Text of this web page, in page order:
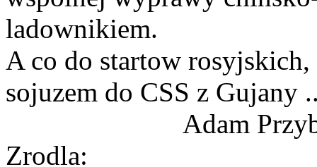
ladownikiem.
A co do startow rosyjskich,
sojuzem do CSS z Gujany
Adam
Zrodla: